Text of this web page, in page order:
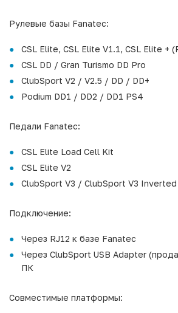
Рулевые базы Fanatec:
CSL Elite, CSL Elite V1.1, CSL Elite +
CSL DD / Gran Turismo DD Pro
ClubSport V2 / V2.5 / DD / DD+
Podium DD1 / DD2 / DD1 PS4
Педали Fanatec:
CSL Elite Load Cell Kit
CSL Elite V2
ClubSport V3 / ClubSport V3 Inverted
Подключение:
Через RJ12 к базе Fanatec
Через ClubSport USB Adapter
ПК
Совместимые платформы: